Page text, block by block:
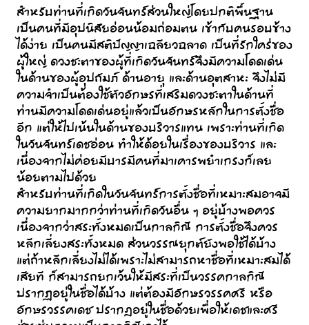
สำหรับท่านที่เกิดวันจันทร์ส่วนใหญ่โดยปกติพื้นฐาน
เป็นคนที่มีอุปนิสัยอ่อนน้อมถ่อมตน เข้ากับคนรอบข้าง
ได้ง่าย เป็นคนมีสติปัญญาเฉลียวฉลาด เป็นที่รักใคร่ของ
ผู้ใหญ่ ดวงชะตาของผู้ที่เกิดวันจันทร์จึงมีความโดดเด่น
ในด้านของผู้อุปถัมภ์ ด้านอายุ และด้านอุตสาหะ จึงไม่มี
ความจำเป็นต้องใช้ตัวอักษรที่เสริมดวงชะตาในด้านที่
ท่านมีความโดดเด่นอยู่แล้วเป็นอักษรหลักในการตั้งชื่อ
อีก แต่ให้ไปเน้นในด้านของบริวารแทน เพราะท่านที่เกิด
ในวันจันทร์เดชอ่อน ทำให้ด้อยในเรื่องของบริวาร และ
เนื่องจากไม่ค่อยมีบารมีคนที่มาเคารพยำเกรงก็เลย
น้อยตามไปด้วย
สำหรับท่านที่เกิดในวันจันทร์การตั้งชื่อที่เหมาะสมอาจมี
ความยากมากกว่าท่านที่เกิดวันอื่น ๆ อยู่บ้างพอควร
เนื่องจากว่าสระทั้งหมดเป็นกาลกิณี การตั้งชื่อจึงควร
หลีกเลี่ยงสระทั้งหมด ส่วนวรรณยุกต์ยังพอใช้ได้บ้าง
แต่ถ้าหลีกเลี่ยงไม่ได้เพราะไม่สามารถหาชื่อที่เหมาะสมได้
เสียที ก็สามารถยกเว้นให้มีสระที่เป็นวรรคกาลกิณี
ปรากฏอยู่ในชื่อได้บ้าง แต่ต้องมีอักษรวรรคศรี หรือ
อักษรวรรคเดช ปรากฎอยู่ในชื่อด้วยเพื่อให้เดชและศรี